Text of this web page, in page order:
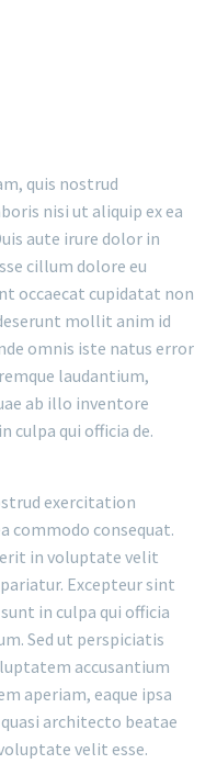
quis nostrud
nisi ut aliquip ex ea
aute irure dolor in
cillum dolore eu
occaecat cupidatat non
mollit anim id
omnis iste natus error
laudantium,
ab illo inventore
culpa qui officia de.
exercitation
commodo consequat.
in voluptate velit
Excepteur sint
in culpa qui officia
Sed ut perspiciatis
accusantium
aperiam, eaque ipsa
architecto beatae
velit esse.